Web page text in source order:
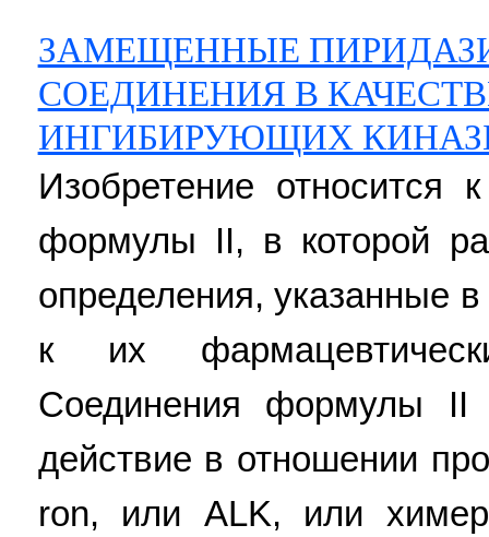
ЗАМЕЩЕННЫЕ
СОЕДИНЕНИЯ В
ИНГИБИРУЮЩИХ
Изобретение относится
формулы II, в которой
определения, указанные
к их
Соединения формулы II
действие в отношении
ron, или ALK, или